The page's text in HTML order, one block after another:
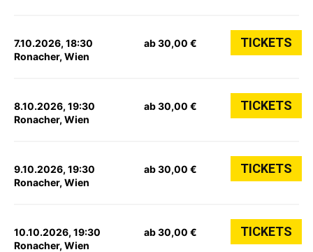
7.10.2026, 18:30
Ronacher, Wien
ab 30,00 € TICKETS
8.10.2026, 19:30
Ronacher, Wien
ab 30,00 € TICKETS
9.10.2026, 19:30
Ronacher, Wien
ab 30,00 € TICKETS
10.10.2026, 19:30
Ronacher, Wien
ab 30,00 € TICKETS